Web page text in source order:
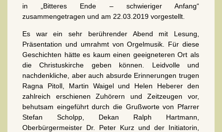
in „Bitteres Ende – schwieriger Anfang“
zusammengetragen und am 22.03.2019 vorgestellt.
Es war ein sehr berührender Abend mit Lesung,
Präsentation und umrahmt von Orgelmusik. Für diese
Geschichten hätte es kaum einen geeigneteren Ort als
die Christuskirche geben können. Leidvolle und
nachdenkliche, aber auch absurde Erinnerungen trugen
Ragna Pitoll, Martin Waigel und Helen Heberer den
zahlreich erschienen Zuhörern und Zeitzeugen vor,
behutsam eingeführt durch die Grußworte von Pfarrer
Stefan Scholpp, Dekan Ralph Hartmann,
Oberbürgermeister Dr. Peter Kurz und der Initiatorin,